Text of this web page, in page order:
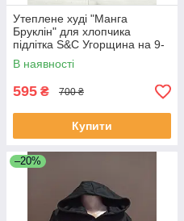
Утеплене худі "Манга
Бруклін" для хлопчика
підлітка S&C Угорщина на 9-
12 років чорне
В наявності
595 ₴ 700 ₴
Купити
–20%